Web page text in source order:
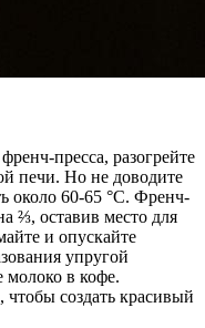
пресса, разогрейте
печи. Но не доводите
около 60-65 °C. Френч-
⅔, оставив место для
и опускайте
упругой
в кофе.
чтобы создать красивый